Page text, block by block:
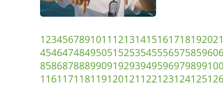
1234567891011 12131415161718192021
45464748495051525354555657585960
858687888990919293949596979899100
116117118119120121 122123124125126